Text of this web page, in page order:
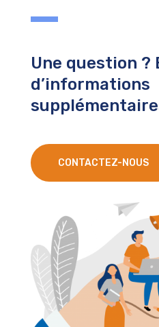
Une question ?
d’informations
CONTACTEZ-NOUS